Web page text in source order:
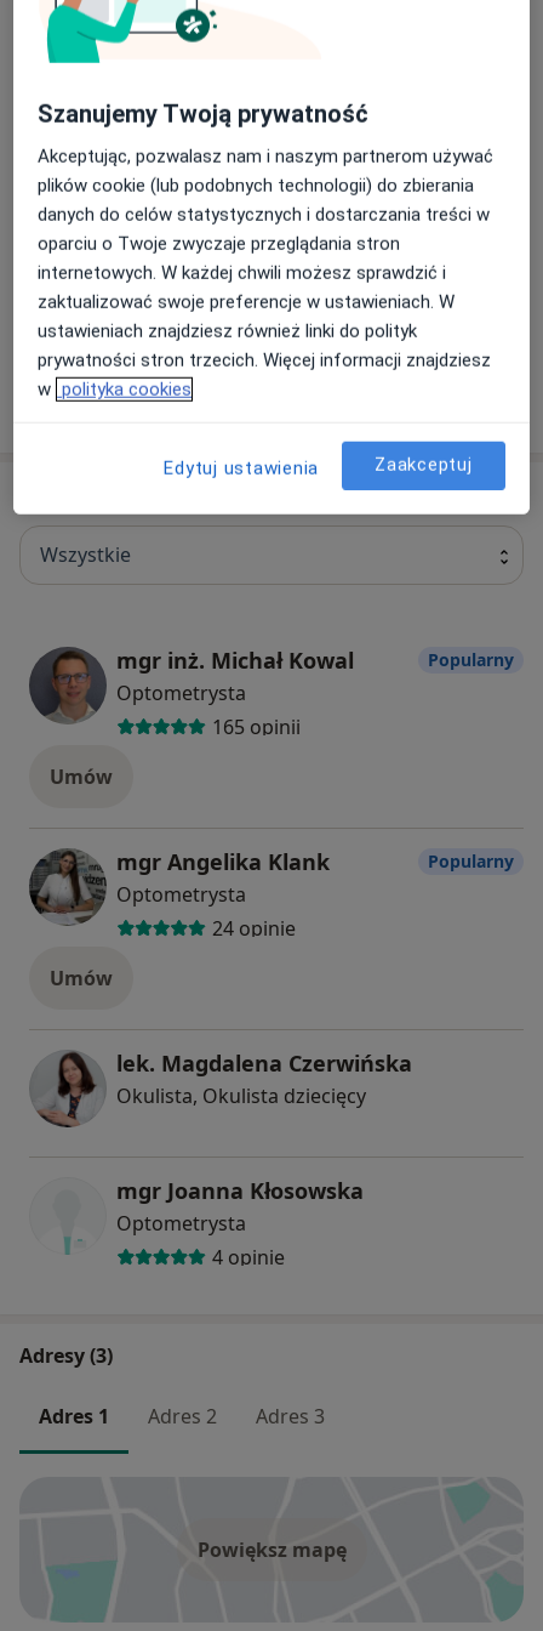
200 zł
Szczegółybadanie wzroku u dzieci
Badanie wzroku u dorosłych
200 zł - 250 zł
SzczegółyBadanie wzroku u dorosłych
Umów
+ 5 usług
Wszystkie
mgr inż. Michał Kowal
Optometrysta
165 opinii
Popularny
Umów
mgr Angelika Klank
Optometrysta
24 opinie
Popularny
Umów
lek. Magdalena Czerwińska
Okulista, Okulista dziecięcy
mgr Joanna Kłosowska
Optometrysta
4 opinie
Adresy (3)
Adres 1 Adres 2 Adres 3
Powiększ mapę
Szanujemy Twoją prywatność
Akceptując, pozwalasz nam i naszym partnerom używać
plików cookie (lub podobnych technologii) do zbierania
danych do celów statystycznych i dostarczania treści w
oparciu o Twoje zwyczaje przeglądania stron
internetowych. W każdej chwili możesz sprawdzić i
zaktualizować swoje preferencje w ustawieniach. W
ustawieniach znajdziesz również linki do polityk
prywatności stron trzecich. Więcej informacji znajdziesz
w polityka cookies
Edytuj ustawienia Zaakceptuj